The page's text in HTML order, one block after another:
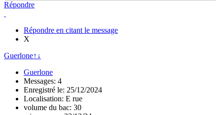
Répondre
Répondre en citant le message
X
Guerlone↑ ↓
Guerlone
Messages: 4
Enregistré le: 25/12/2024
Localisation: E rue
volume du bac: 30